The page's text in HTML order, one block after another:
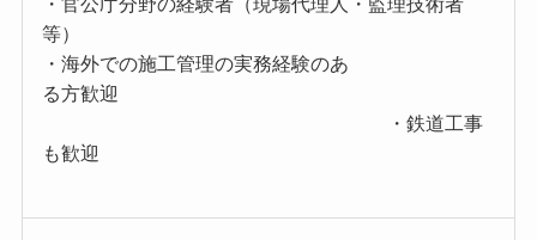
等）
・海外での施工管理の実務経験のあ
る方歓迎
・鉄道工事
も歓迎